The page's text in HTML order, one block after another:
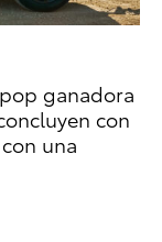
ganadora
con
una